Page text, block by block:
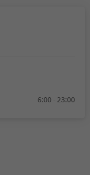
6:00 - 23:00